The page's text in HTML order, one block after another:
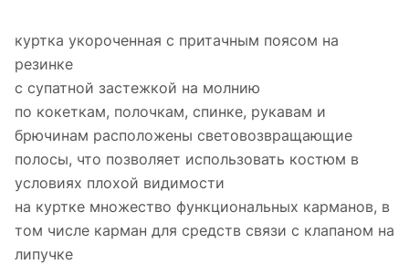
куртка укороченная с притачным поясом на
резинке
с супатной застежкой на молнию
по кокеткам, полочкам, спинке, рукавам и
брючинам расположены световозвращающие
полосы, что позволяет использовать костюм в
условиях плохой видимости
на куртке множество функциональных карманов, в
том числе карман для средств связи с клапаном на
липучке